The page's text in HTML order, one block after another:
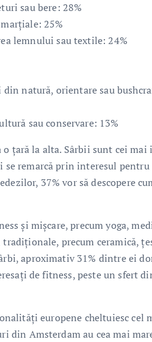
sau bere: 28%
25%
lemnului sau textile: 24%
natură, orientare sau
sau conservare: 13%
țară la alta. Sârbii sunt cei mai
remarcă prin interesul
37% vor să descopere
și mișcare, precum yoga,
precum ceramică,
aproximativ 31% dintre ei
de fitness, peste un sfert
europene cheltuiesc cel
din Amsterdam au cea mai